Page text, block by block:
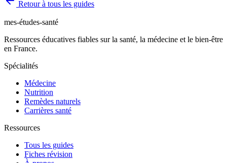
Retour à tous les guides
mes-études-santé
Ressources éducatives fiables sur la santé, la médecine et le bien-être
en France.
Spécialités
Médecine
Nutrition
Remèdes naturels
Carrières santé
Ressources
Tous les guides
Fiches révision